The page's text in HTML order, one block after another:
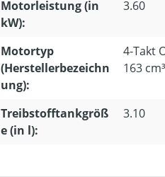
Motorleistung (in
kW):
3.60
Motortyp
(Herstellerbezeichn
ung):
4-Takt
163 cm³
Treibstofftankgröß
e (in l):
3.10